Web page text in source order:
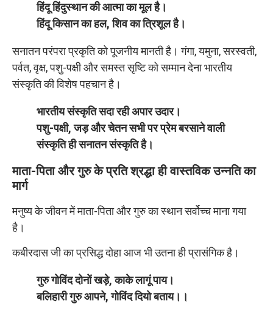
हिंदू हिंदुस्थान की आत्मा का मूल है।
हिंदू किसान का हल, शिव का त्रिशूल है।
सनातन परंपरा प्रकृति को पूजनीय मानती है। गंगा, यमुना, सरस्वती,
पर्वत, वृक्ष, पशु-पक्षी और समस्त सृष्टि को सम्मान देना भारतीय
संस्कृति की विशेष पहचान है।
भारतीय संस्कृति सदा रही अपार उदार।
पशु-पक्षी, जड़ और चेतन सभी पर प्रेम बरसाने वाली
संस्कृति ही सनातन संस्कृति है।
माता-पिता और गुरु के प्रति श्रद्धा ही वास्तविक उन्नति का
मार्ग
मनुष्य के जीवन में माता-पिता और गुरु का स्थान सर्वोच्च माना गया
है।
कबीरदास जी का प्रसिद्ध दोहा आज भी उतना ही प्रासंगिक है।
गुरु गोविंद दोनों खड़े, काके लागूं पाय।
बलिहारी गुरु आपने, गोविंद दियो बताय।।